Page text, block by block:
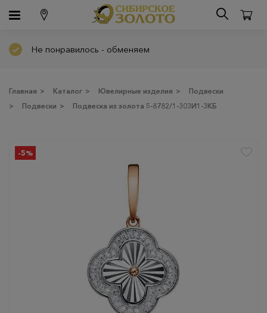
Не понравилось - обменяем
Главная > Каталог > Ювелирные изделия >
Подвески
>
Подвески > Подвеска из золота 5-8782/1-303И1-3КБ
-5%